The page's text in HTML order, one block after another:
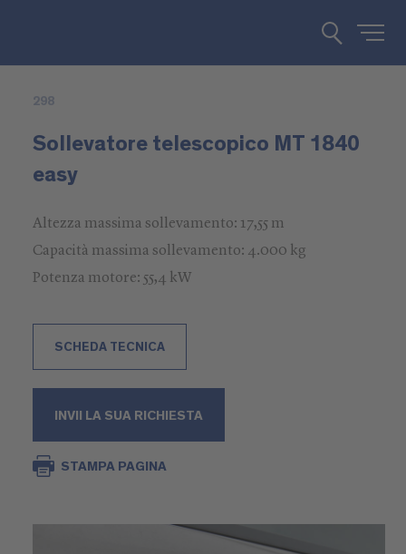
298
Sollevatore telescopico MT 1840
easy
Altezza massima sollevamento: 17,55 m
Capacità massima sollevamento: 4.000 kg
Potenza motore: 55,4 kW
SCHEDA TECNICA
INVII LA SUA RICHIESTA
STAMPA PAGINA